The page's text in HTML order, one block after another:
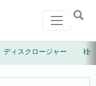
ディスクロージャー 社
＞